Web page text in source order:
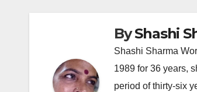
ByShashi
Shashi Sharma
1989 for 36 years,
period of thirty-six